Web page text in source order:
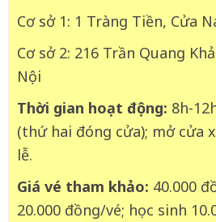
Cơ sở 1: 1 Tràng Tiền, Cửa
Cơ sở 2: 216 Trần Quang
Nội
Thời gian hoạt động: 8h-
(thứ hai đóng cửa); mở cửa
lễ.
Giá vé tham khảo: 40.000
20.000 đồng/vé; học sinh